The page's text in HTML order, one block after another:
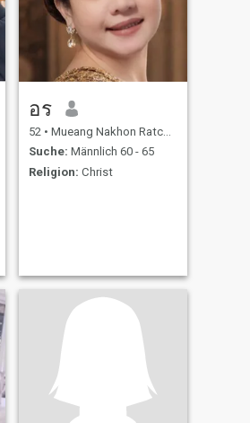
อร
52 • Mueang Nakhon Ratchasima, Nakhon Ratchasima, Thailand
Suche: Männlich 60 - 65
Religion: Christ